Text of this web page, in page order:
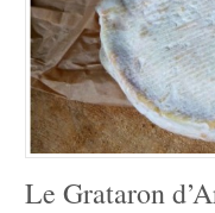
Le Grataron